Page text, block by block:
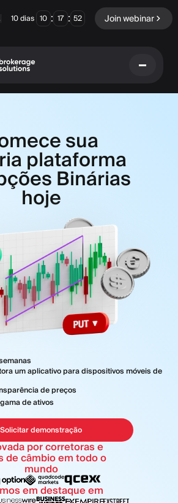
10 dias 10 : 17 : 51 Join webinar
sua
plataforma
Binárias
hoje
um aplicativo para dispositivos móveis de
de preços
de ativos
Solicitar demonstração
por corretoras e
de câmbio em todo o
mundo
em destaque em
Opções Binárias
Exchange e Clearing
Administração
Sobre nós
Eventos
Notícias da empresa
Carreiras
Sustentabilidade